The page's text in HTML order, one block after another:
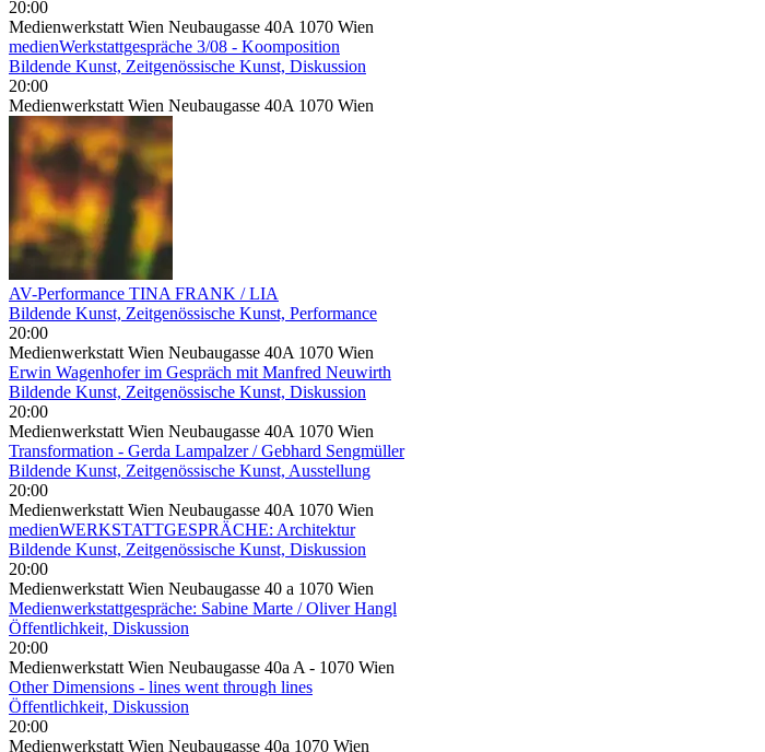
20:00
Medienwerkstatt Wien Neubaugasse 40A 1070 Wien
medienWerkstattgespräche 3/08 - Koomposition
Bildende Kunst, Zeitgenössische Kunst, Diskussion
20:00
Medienwerkstatt Wien Neubaugasse 40A 1070 Wien
AV-Performance TINA FRANK / LIA
Bildende Kunst, Zeitgenössische Kunst, Performance
20:00
Medienwerkstatt Wien Neubaugasse 40A 1070 Wien
Erwin Wagenhofer im Gespräch mit Manfred Neuwirth
Bildende Kunst, Zeitgenössische Kunst, Diskussion
20:00
Medienwerkstatt Wien Neubaugasse 40A 1070 Wien
Transformation - Gerda Lampalzer / Gebhard Sengmüller
Bildende Kunst, Zeitgenössische Kunst, Ausstellung
20:00
Medienwerkstatt Wien Neubaugasse 40A 1070 Wien
medienWERKSTATTGESPRÄCHE: Architektur
Bildende Kunst, Zeitgenössische Kunst, Diskussion
20:00
Medienwerkstatt Wien Neubaugasse 40 a 1070 Wien
Medienwerkstattgespräche: Sabine Marte / Oliver Hangl
Öffentlichkeit, Diskussion
20:00
Medienwerkstatt Wien Neubaugasse 40a A - 1070 Wien
Other Dimensions - lines went through lines
Öffentlichkeit, Diskussion
20:00
Medienwerkstatt Wien Neubaugasse 40a 1070 Wien